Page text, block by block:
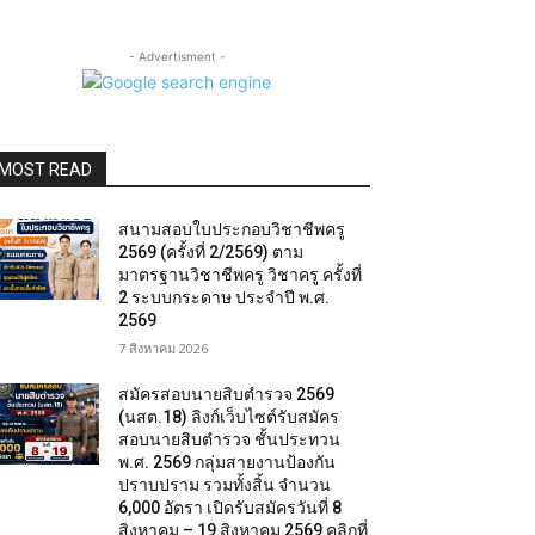
- Advertisment -
READ
สนามสอบใบประกอบวิชาชีพครู
2569 (ครั้งที่ 2/2569) ตาม
มาตรฐานวิชาชีพครู วิชาครู ครั้งที่
2 ระบบกระดาษ ประจำปี พ.ศ.
2569
7 สิงหาคม 2026
สมัครสอบนายสิบตำรวจ 2569
(นสต.18) ลิงก์เว็บไซต์รับสมัคร
สอบนายสิบตำรวจ ชั้นประทวน
พ.ศ. 2569 กลุ่มสายงานป้องกัน
ปราบปราม รวมทั้งสิ้น จำนวน
6,000 อัตรา เปิดรับสมัครวันที่ 8
สิงหาคม – 19 สิงหาคม 2569 คลิกที่